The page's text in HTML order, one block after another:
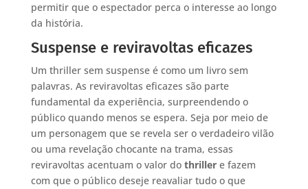
permitir que o espectador perca o interesse ao longo
da história.
Suspense e reviravoltas eficazes
Um thriller sem suspense é como um livro sem
palavras. As reviravoltas eficazes são parte
fundamental da experiência, surpreendendo o
público quando menos se espera. Seja por meio de
um personagem que se revela ser o verdadeiro vilão
ou uma revelação chocante na trama, essas
reviravoltas acentuam o valor do thrillere fazem
com que o público deseje reavaliar tudo o que